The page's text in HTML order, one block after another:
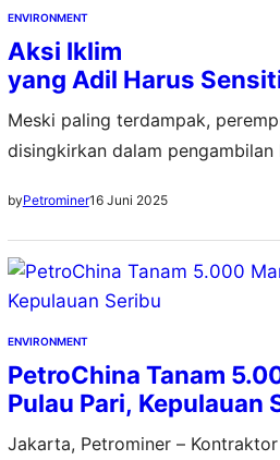
ENVIRONMENT
Aksi Iklim
yang Adil Harus
Meski paling terdampak,
disingkirkan dalam pengambilan
menjadi tak sensitif gender
byPetrominer16 Juni 2025
ENVIRONMENT
PetroChina Tanam
Pulau Pari, Kepulauan
Jakarta, Petrominer –